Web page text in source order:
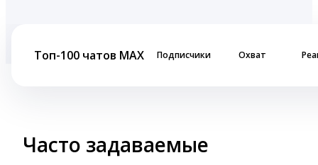
Топ-100 чатов MAX Подписчики Охват
Часто задаваемые